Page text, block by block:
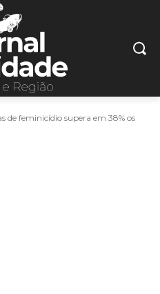
de feminicídio supera em 38% os